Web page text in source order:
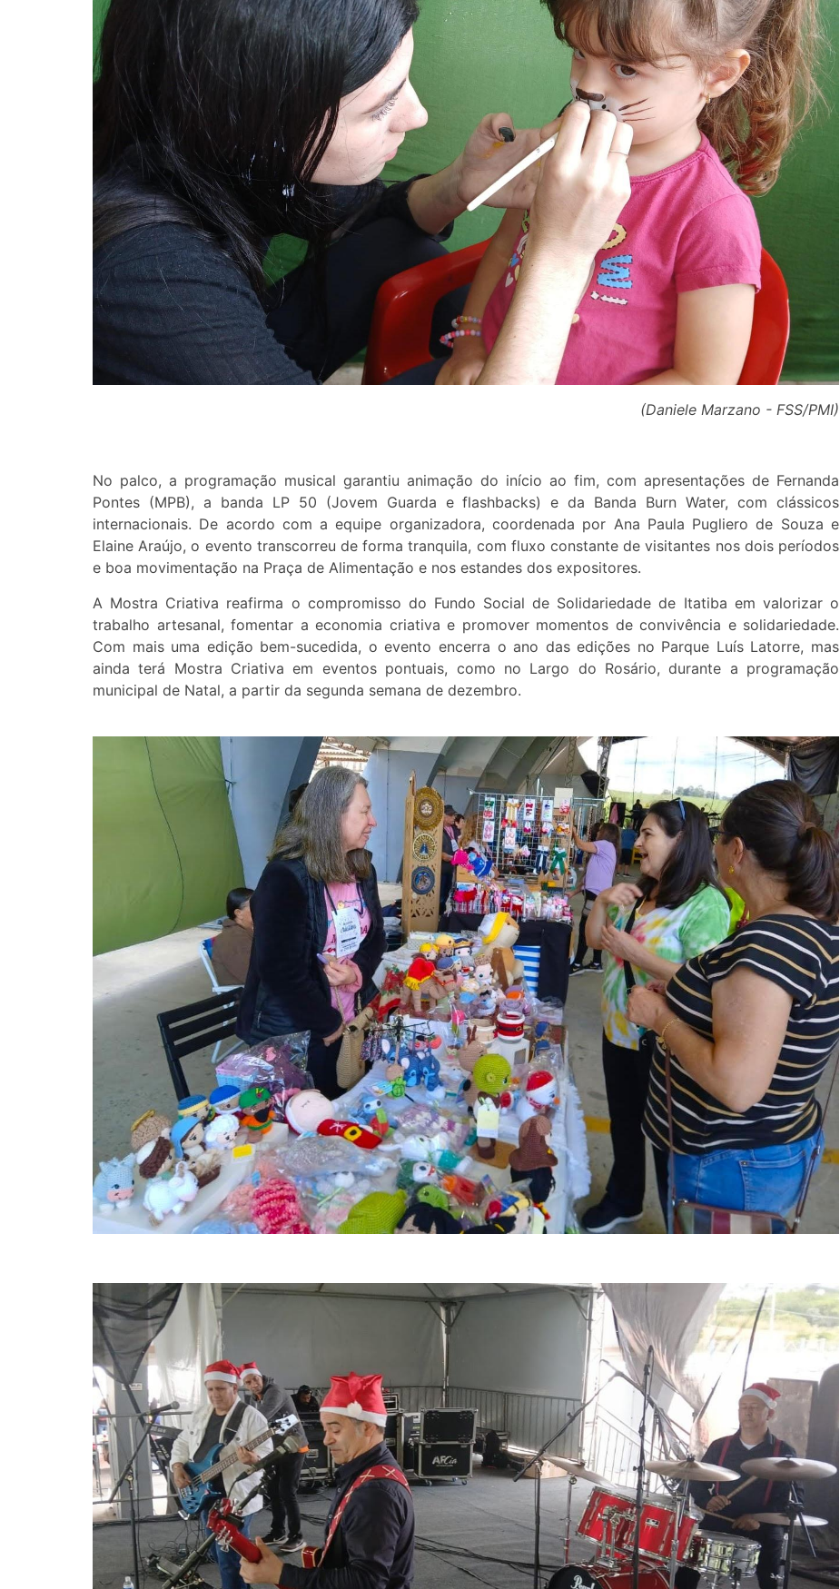
(Daniele Marzano - FSS/PMI)
No palco, a programação musical garantiu animação do início ao fim, com apresentações de Fernanda
Pontes (MPB), a banda LP 50 (Jovem Guarda e flashbacks) e da Banda Burn Water, com clássicos
internacionais. De acordo com a equipe organizadora, coordenada por Ana Paula Pugliero de Souza e
Elaine Araújo, o evento transcorreu de forma tranquila, com fluxo constante de visitantes nos dois períodos
e boa movimentação na Praça de Alimentação e nos estandes dos expositores.
A Mostra Criativa reafirma o compromisso do Fundo Social de Solidariedade de Itatiba em valorizar o
trabalho artesanal, fomentar a economia criativa e promover momentos de convivência e solidariedade.
Com mais uma edição bem-sucedida, o evento encerra o ano das edições no Parque Luís Latorre, mas
ainda terá Mostra Criativa em eventos pontuais, como no Largo do Rosário, durante a programação
municipal de Natal, a partir da segunda semana de dezembro.